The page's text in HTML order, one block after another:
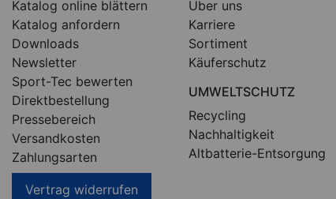
Katalog online blättern
Katalog anfordern
Downloads
Newsletter
Sport-Tec bewerten
Direktbestellung
Pressebereich
Versandkosten
Zahlungsarten
Vertrag widerrufen
Über uns
Karriere
Sortiment
Käuferschutz
UMWELTSCHUTZ
Recycling
Nachhaltigkeit
Altbatterie-Entsorgung